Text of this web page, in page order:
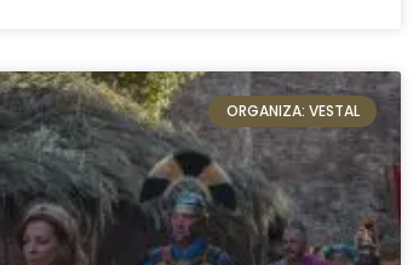
ORGANIZA: VESTAL